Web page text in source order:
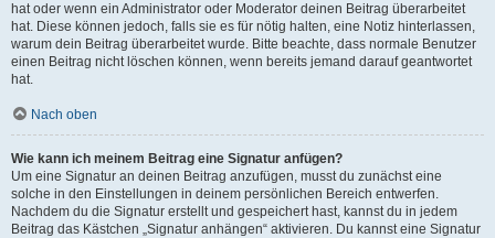
hat oder wenn ein Administrator oder Moderator deinen Beitrag überarbeitet
hat. Diese können jedoch, falls sie es für nötig halten, eine Notiz hinterlassen,
warum dein Beitrag überarbeitet wurde. Bitte beachte, dass normale Benutzer
einen Beitrag nicht löschen können, wenn bereits jemand darauf geantwortet
hat.
Nach oben
Wie kann ich meinem Beitrag eine Signatur anfügen?
Um eine Signatur an deinen Beitrag anzufügen, musst du zunächst eine
solche in den Einstellungen in deinem persönlichen Bereich entwerfen.
Nachdem du die Signatur erstellt und gespeichert hast, kannst du in jedem
Beitrag das Kästchen „Signatur anhängen“ aktivieren. Du kannst eine Signatur